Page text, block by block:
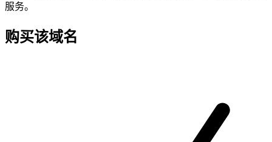
服务。
购买该域名